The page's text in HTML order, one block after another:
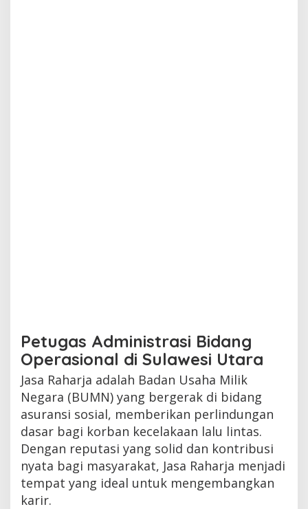
Petugas Administrasi Bidang
Operasional di Sulawesi Utara
Jasa Raharja adalah Badan Usaha Milik
Negara (BUMN) yang bergerak di bidang
asuransi sosial, memberikan perlindungan
dasar bagi korban kecelakaan lalu lintas.
Dengan reputasi yang solid dan kontribusi
nyata bagi masyarakat, Jasa Raharja menjadi
tempat yang ideal untuk mengembangkan
karir.